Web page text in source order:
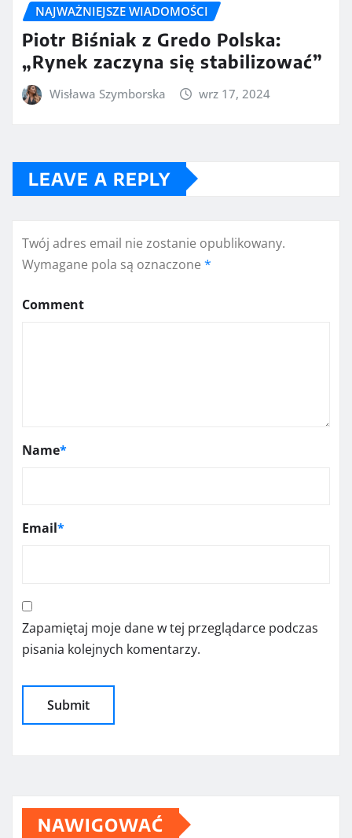
NAJWAŻNIEJSZE WIADOMOŚCI
Piotr Biśniak z Gredo Polska:
„Rynek zaczyna się stabilizować”
Wisława Szymborska wrz 17, 2024
LEAVE A REPLY
Twój adres email nie zostanie opublikowany.
Wymagane pola są oznaczone *
Comment
Name*
Email*
Zapamiętaj moje dane w tej przeglądarce podczas
pisania kolejnych komentarzy.
NAWIGOWAĆ